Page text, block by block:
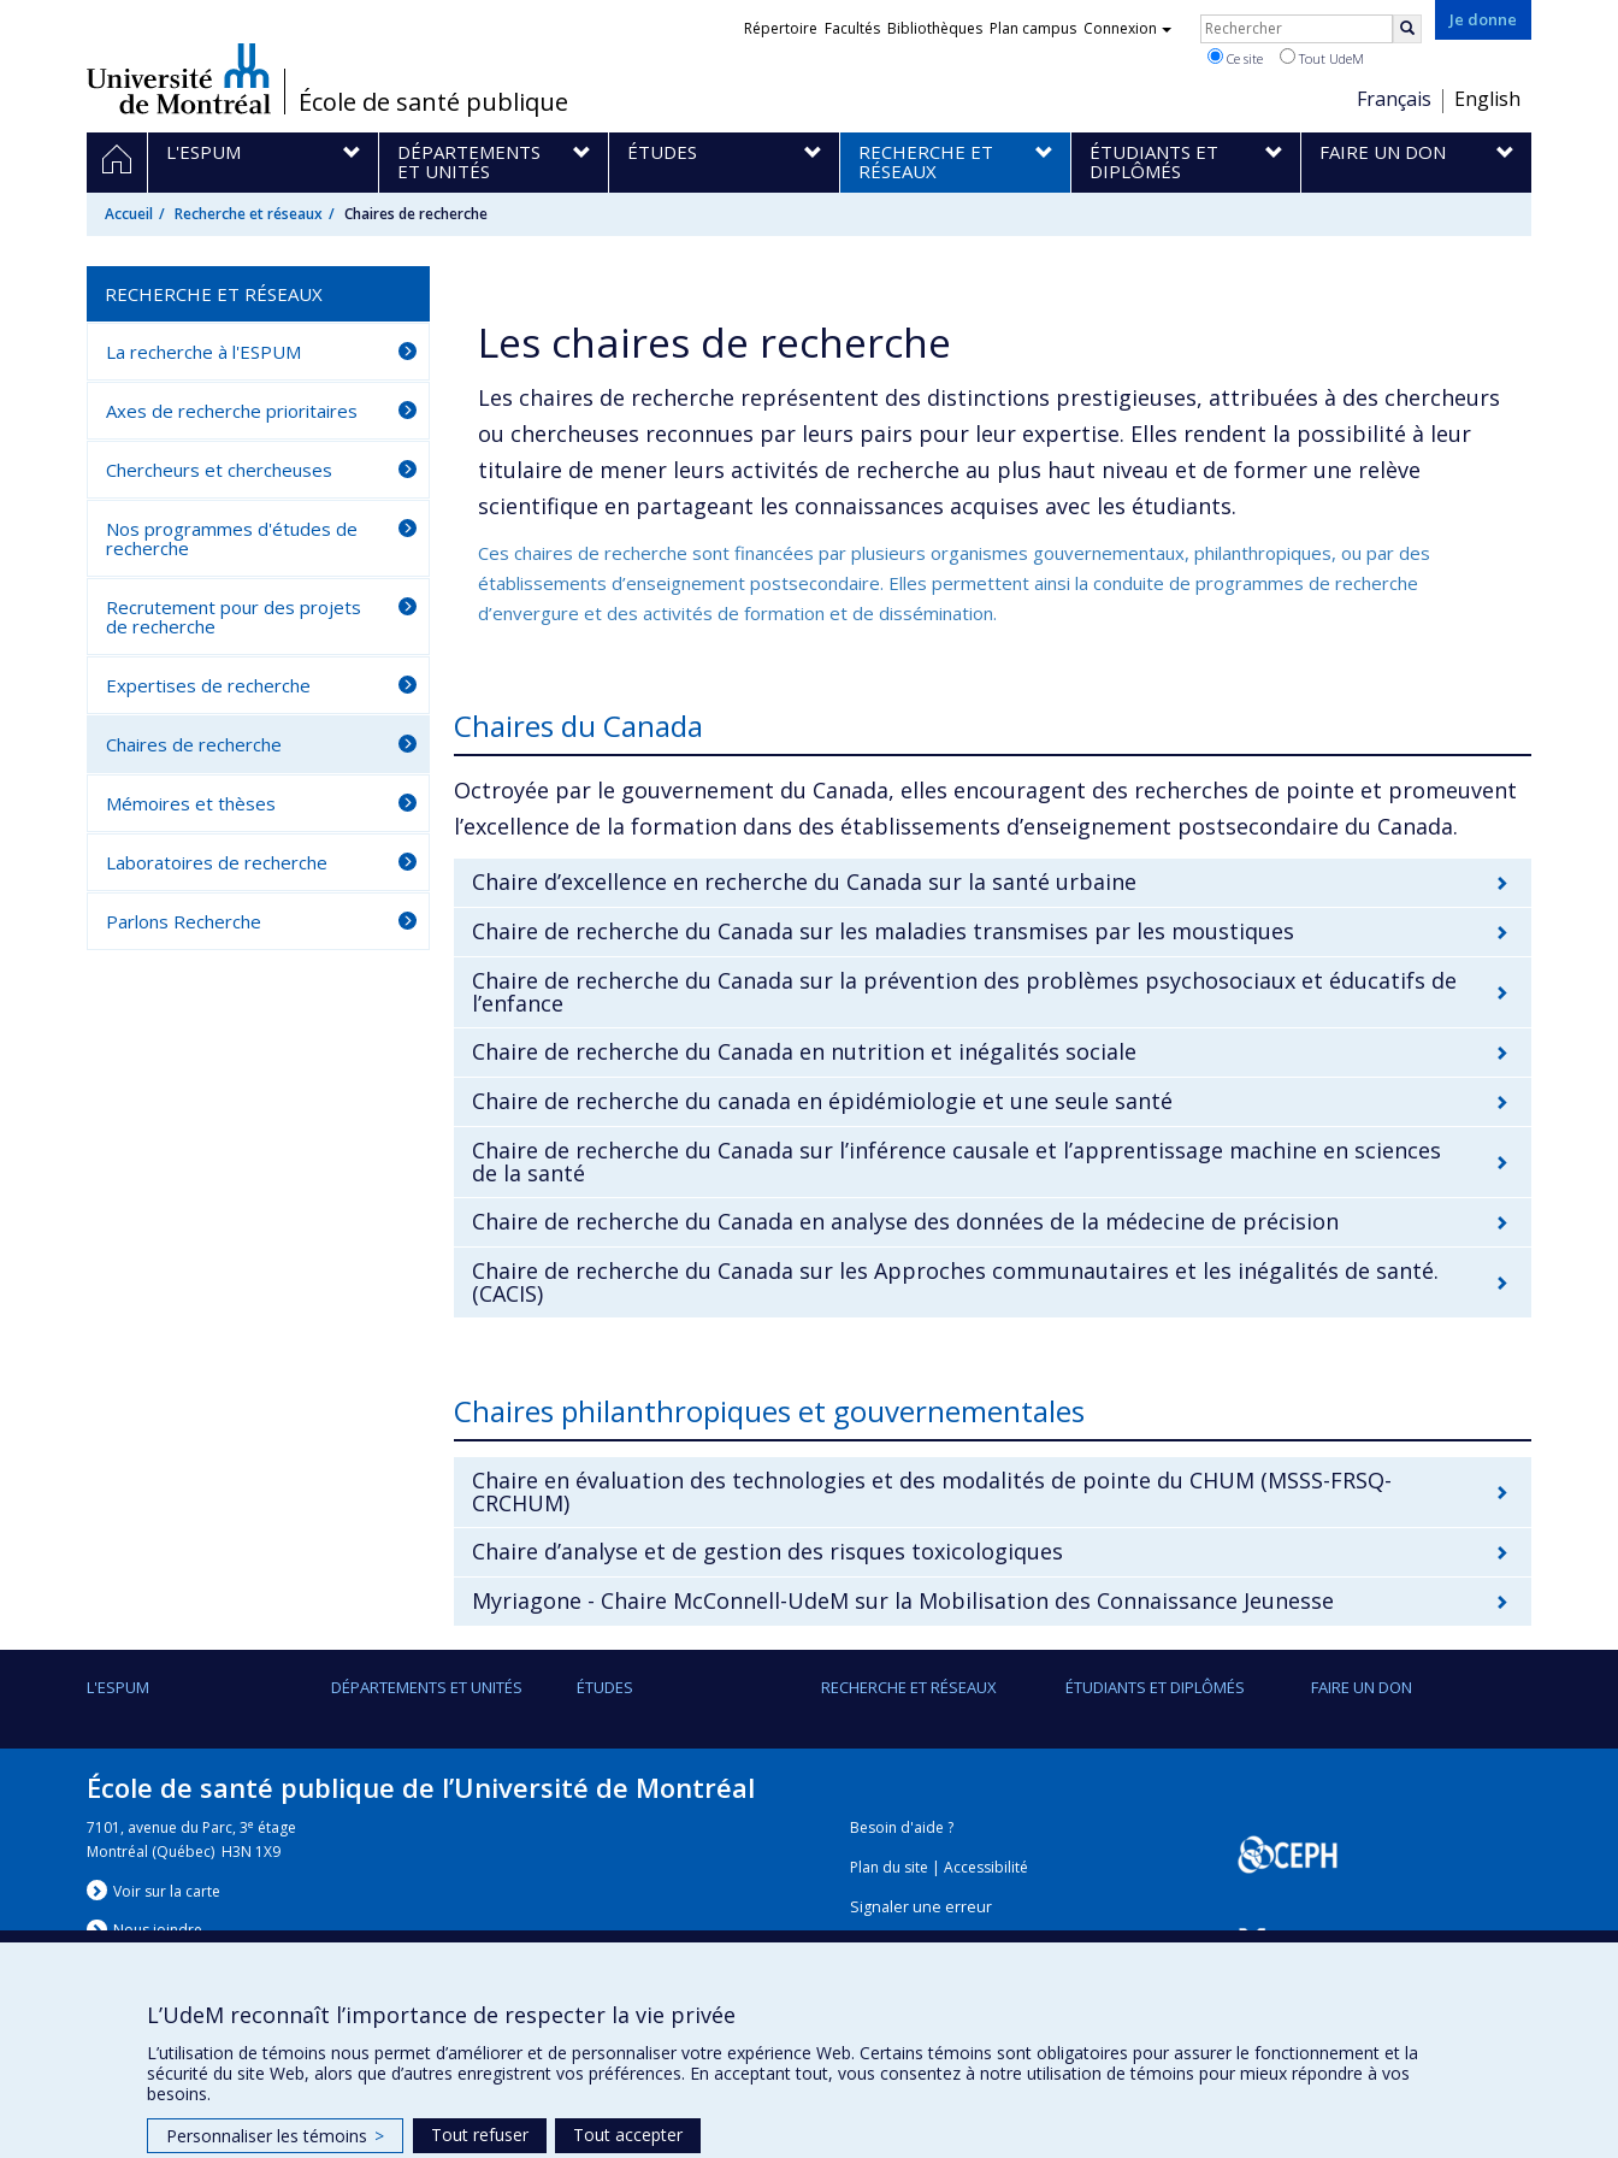
/École de santé publique
Je donne
Choix
de
la
langue
Français English
Liens
Répertoire Facultés Bibliothèques Plan campus Connexion Rechercher
Ce site Tout UdeM
Navigation
principale
ACCUEIL
L'ESPUM
DÉPARTEMENTS
ET UNITÉS
ÉTUDES
RECHERCHE ET
RÉSEAUX
ÉTUDIANTS ET
DIPLÔMÉS
FAIRE UN DON
Accueil Recherche et réseaux Chaires de recherche
Les chaires de recherche
Les chaires de recherche représentent des distinctions prestigieuses, attribuées à des chercheurs
ou chercheuses reconnues par leurs pairs pour leur expertise. Elles rendent la possibilité à leur
titulaire de mener leurs activités de recherche au plus haut niveau et de former une relève
scientifique en partageant les connaissances acquises avec les étudiants.
Ces chaires de recherche sont financées par plusieurs organismes gouvernementaux, philanthropiques, ou par des
établissements d’enseignement postsecondaire. Elles permettent ainsi la conduite de programmes de recherche
d’envergure et des activités de formation et de dissémination.
Chaires du Canada
Octroyée par le gouvernement du Canada, elles encouragent des recherches de pointe et promeuvent
l’excellence de la formation dans des établissements d’enseignement postsecondaire du Canada.
Chaire d’excellence en recherche du Canada sur la santé urbaine
Chaire de recherche du Canada sur les maladies transmises par les moustiques
Chaire de recherche du Canada sur la prévention des problèmes psychosociaux et éducatifs de
l’enfance
Chaire de recherche du Canada en nutrition et inégalités sociale
Chaire de recherche du canada en épidémiologie et une seule santé
Chaire de recherche du Canada sur l’inférence causale et l’apprentissage machine en sciences
de la santé
Chaire de recherche du Canada en analyse des données de la médecine de précision
Chaire de recherche du Canada sur les Approches communautaires et les inégalités de santé.
(CACIS)
Chaires philanthropiques et gouvernementales
Chaire en évaluation des technologies et des modalités de pointe du CHUM (MSSS-FRSQ-
CRCHUM)
Chaire d’analyse et de gestion des risques toxicologiques
Myriagone - Chaire McConnell-UdeM sur la Mobilisation des Connaissance Jeunesse
RECHERCHE ET RÉSEAUX
La recherche à l'ESPUM
Axes de recherche prioritaires
Chercheurs et chercheuses
Nos programmes d'études de
recherche
Recrutement pour des projets
de recherche
Expertises de recherche
Chaires de recherche
Mémoires et thèses
Laboratoires de recherche
Parlons Recherche
L'ESPUM DÉPARTEMENTS ET UNITÉS ÉTUDES RECHERCHE ET RÉSEAUX ÉTUDIANTS ET DIPLÔMÉS FAIRE UN DON
École de santé publique de l’Université de Montréal
7101, avenue du Parc, 3e étage
Montréal (Québec) H3N 1X9
Voir sur la carte
Nous joindre
Nouvelles |Événement
Besoin d'aide ?
Plan du site |Accessibilité
Signaler une erreur
L’UdeM reconnaît l’importance de respecter la vie privée
L’utilisation de témoins nous permet d’améliorer et de personnaliser votre expérience Web. Certains témoins sont obligatoires pour assurer le fonctionnement et la
sécurité du site Web, alors que d’autres enregistrent vos préférences. En acceptant tout, vous consentez à notre utilisation de témoins pour mieux répondre à vos
besoins.
Personnaliser les témoins > Tout refuser Tout accepter